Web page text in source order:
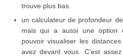
trouve plus bas.
un calculateur de profondeur
mais qui a aussi une option
pouvoir visualiser les
avez devant vous. C’est